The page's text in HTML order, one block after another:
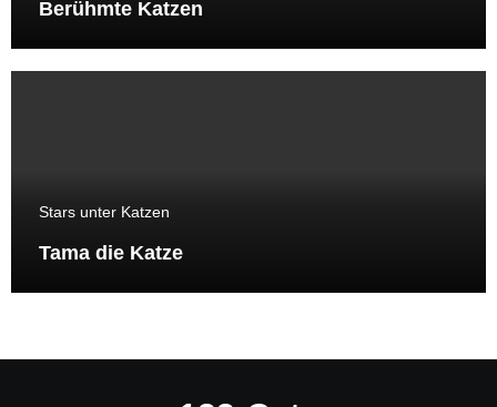
Berühmte Katzen
Stars unter Katzen
Tama die Katze